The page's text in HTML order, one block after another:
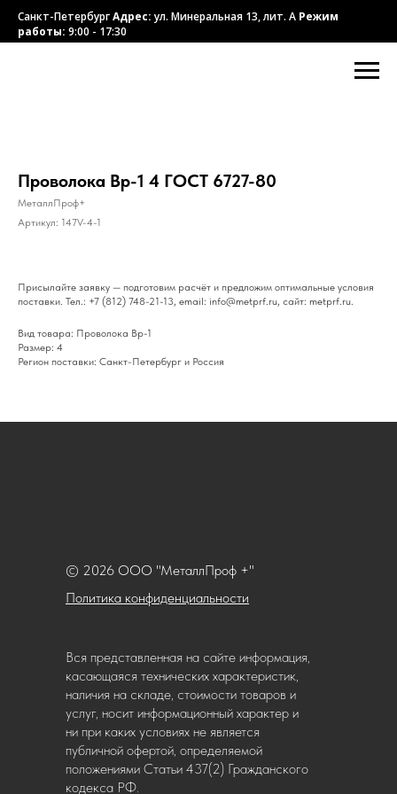
Санкт-ПетербургАдрес:ул. Минеральная 13, лит. А Режим
работы: 9:00 - 17:30
Проволока Вр-1 4 ГОСТ 6727-80
МеталлПроф+
Артикул: 147V-4-1
Присылайте заявку — подготовим расчёт и предложим оптимальные условия
поставки. Тел.: +7 (812) 748-21-13, email: info@metprf.ru, сайт: metprf.ru.
Вид товара: Проволока Вр-1
Размер: 4
Регион поставки: Санкт-Петербург и Россия
Политика конфиденциальности
© 2026 ООО "МеталлПроф +"
Вся представленная на сайте информация,
касающаяся технических характеристик,
наличия на складе, стоимости товаров и
услуг, носит информационный характер и
ни при каких условиях не является
публичной офертой, определяемой
положениями Статьи 437(2) Гражданского
кодекса РФ.